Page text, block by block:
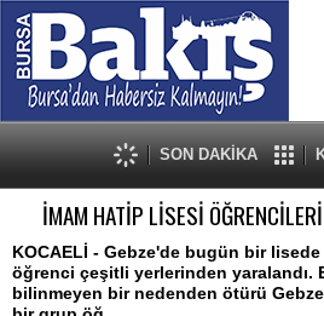
SON DAKİKA
İMAM HATİP LİSESİ
KOCAELİ - Gebze'de bugün bir lisede
öğrenci çeşitli yerlerinden yaralandı.
bilinmeyen bir nedenden ötürü